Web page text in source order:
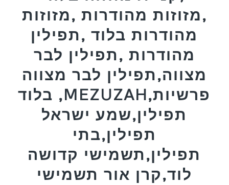
,מזוזות מהודרות ,מזוזות
מהודרות בלוד ,תפילין
מהודרות ,תפילין לבר
מצווה,תפילין לבר מצווה
בלוד ,MEZUZAH,פרשיות
תפילין,שמע ישראל
תפילין,בתי
תפילין,תשמישי קדושה
לוד,קרן אור תשמישי